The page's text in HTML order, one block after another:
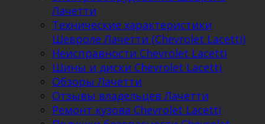
Лачетти
Технические характеристики
Шевроле Лачетти (Chevrolet Lacetti)
Неисправности Chevrolet Lacetti
Шины и диски Chevrolet Lacetti
Обзоры Лачетти
Отзывы владельцев Лачетти
Ремонт кузова Chevrolet Lacetti